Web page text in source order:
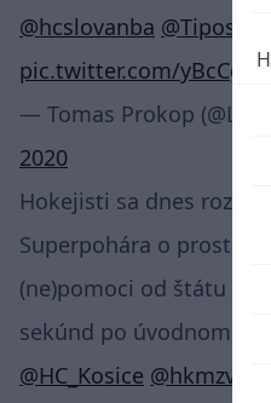
@hcslovanba
pic.twitter.com/
— Tomas Prokop
2020
Hokejisti sa dnes
Superpohára o prostest
(ne)pomoci od štátu
sekúnd po úvodnom
@HC_Kosice